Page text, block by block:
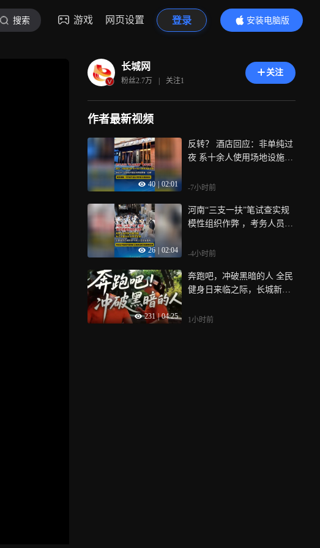
搜索 游戏 网页设置 登录
安装电脑版
内容更精彩
长城网
粉丝2.7万 | 关注1
关注
作者最新视频
40 02:01
反转？ 酒店回应：非单纯过
夜 系十余人使用场地设施，
疑顾客“白嫖”，理性提醒：
结论 才是负责任的姿态
-7小时前
26 02:04
河南“三支一扶”笔试查实规
模性组织作弊 ，考务人员内
传送答案，公安机关已抓获
考，考试公平底线不容突破
全链条追责方能震慑犯罪
-4小时前
231 | 04:25
奔跑吧，冲破黑暗的人 全民
健身日来临之际，长城新媒
录视障跑者与志愿者并肩奔
1小时前